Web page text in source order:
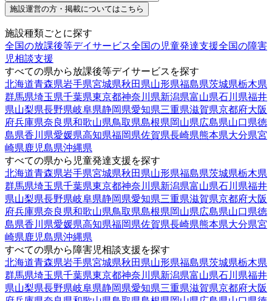
施設運営の方・掲載についてはこちら
施設種類ごとに探す
全国の放課後等デイサービス全国の児童発達支援全国の障害
児相談支援
すべての県から放課後等デイサービスを探す
北海道青森県岩手県宮城県秋田県山形県福島県茨城県栃木県
群馬県埼玉県千葉県東京都神奈川県新潟県富山県石川県福井
県山梨県長野県岐阜県静岡県愛知県三重県滋賀県京都府大阪
府兵庫県奈良県和歌山県鳥取県島根県岡山県広島県山口県徳
島県香川県愛媛県高知県福岡県佐賀県長崎県熊本県大分県宮
崎県鹿児島県沖縄県
すべての県から児童発達支援を探す
北海道青森県岩手県宮城県秋田県山形県福島県茨城県栃木県
群馬県埼玉県千葉県東京都神奈川県新潟県富山県石川県福井
県山梨県長野県岐阜県静岡県愛知県三重県滋賀県京都府大阪
府兵庫県奈良県和歌山県鳥取県島根県岡山県広島県山口県徳
島県香川県愛媛県高知県福岡県佐賀県長崎県熊本県大分県宮
崎県鹿児島県沖縄県
すべての県から障害児相談支援を探す
北海道青森県岩手県宮城県秋田県山形県福島県茨城県栃木県
群馬県埼玉県千葉県東京都神奈川県新潟県富山県石川県福井
県山梨県長野県岐阜県静岡県愛知県三重県滋賀県京都府大阪